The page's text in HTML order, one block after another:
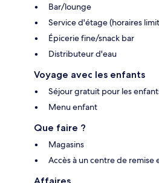
Bar/lounge
Service d'étage (horaires
Épicerie fine/snack bar
Distributeur d'eau
Voyage avec les enfants
Séjour gratuit pour les
Menu enfant
Que faire ?
Magasins
Accès à un centre de remise